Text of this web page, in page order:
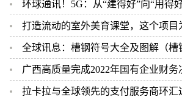
环球通讯！5G：从“建得好”向“用得
打造流动的室外美育课堂，这个项目为孩子送上
全球讯息：槽钢符号大全及图解（槽
广西高质量完成2022年国有企业财
拉卡拉与全球领先的支付服务商环汇达成